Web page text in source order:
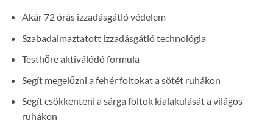
Akár 72 órás izzadásgátló védelem
Szabadalmaztatott izzadásgátló technológia
Testhőre aktiválódó formula
Segít megelőzni a fehér foltokat a sötét ruhákon
Segít csökkenteni a sárga foltok kialakulását a világos
ruhákon